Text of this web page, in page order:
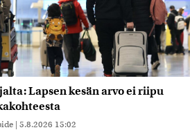
Lapsen kesän arvo ei riipu
| 5.8.2026 15:02